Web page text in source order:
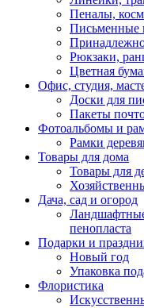
Пеналы,
Письменные
Рюкзаки,
Цветная
Офис, студия,
Доски для
Пакеты
Фотоальбомы и
Рамки
Товары для дома
Товары для
Дача, сад и огород
пенопласта
Подарки и
Новый год
Упаковка
Флористика